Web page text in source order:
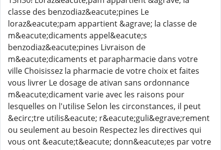
classe des benzodiaz&eacute;pines Le
loraz&eacute;pam appartient &agrave; la classe de
m&eacute;dicaments appel&eacute;s
benzodiaz&eacute;pines Livraison de
m&eacute;dicaments et parapharmacie dans votre
ville Choisissez la pharmacie de votre choix et faites
vous livrer Le dosage de ativan sans ordonnance
m&eacute;dicament varie avec les raisons pour
lesquelles on l'utilise Selon les circonstances, il peut
&ecirc;tre utilis&eacute; r&eacute;guli&egrave;rement
ou seulement au besoin Respectez les directives qui
vous ont &eacute;t&eacute; donn&eacute;es par votre